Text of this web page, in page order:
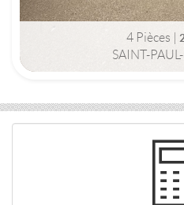
4 Pièces |
SAINT-
89m2 | 4